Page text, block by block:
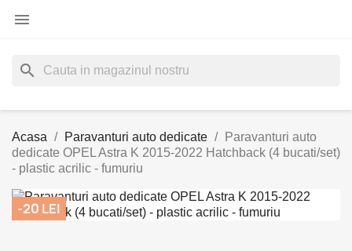

search
Acasa Paravanturi auto dedicate
Paravanturi auto
dedicate OPEL Astra K 2015-2022 Hatchback (4 bucati/set)
- plastic acrilic - fumuriu
-20 LEI